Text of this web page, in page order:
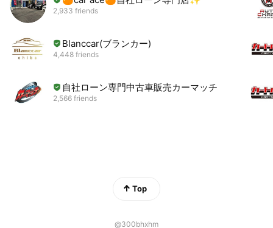
2,933 friends
Blanccar(ブランカー)
4,448 friends
自社ローン専門中古車販売カーマッチ
2,566 friends
Top
@300bhxhm